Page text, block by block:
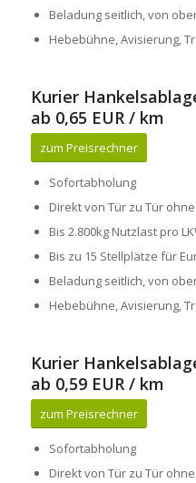
Beladung seitlich, von
Hebebühne, Avisierung,
Kurier
ab 0,65 EUR / km
zum Preisrechner
Sofortabholung
Direkt von Tür zu Tür
Bis 2.800kg Nutzlast pro
Bis zu 15 Stellplätze für
Beladung seitlich, von
Hebebühne, Avisierung,
Kurier
ab 0,59 EUR / km
zum Preisrechner
Sofortabholung
Direkt von Tür zu Tür